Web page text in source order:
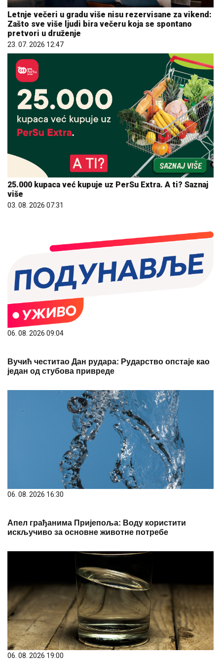
Letnje večeri u gradu više nisu rezervisane za vikend:
Zašto sve više ljudi bira večeru koja se spontano
pretvori u druženje
23. 07. 2026 12:47
25.000 kupaca već kupuje uz PerSu Extra. A ti? Saznaj
više
03. 08. 2026 07:31
06. 08. 2026 09:04
Вучић честитао Дан рудара: Рударство опстаје као
један од стубова привреде
06. 08. 2026 16:30
Апел грађанима Пријепоља: Воду користити
искључиво за основне животне потребе
06. 08. 2026 19:00